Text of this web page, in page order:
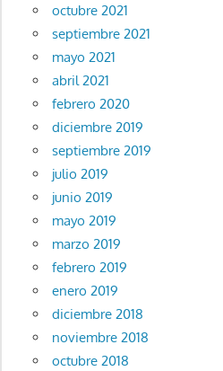
octubre 2021
septiembre 2021
mayo 2021
abril 2021
febrero 2020
diciembre 2019
septiembre 2019
julio 2019
junio 2019
mayo 2019
marzo 2019
febrero 2019
enero 2019
diciembre 2018
noviembre 2018
octubre 2018